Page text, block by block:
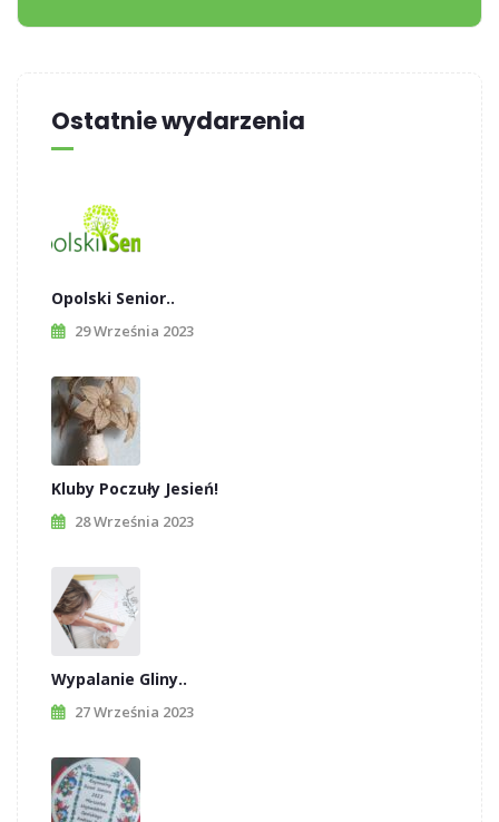
Ostatnie wydarzenia
Opolski Senior..
29 Września 2023
Kluby Poczuły Jesień!
28 Września 2023
Wypalanie Gliny..
27 Września 2023